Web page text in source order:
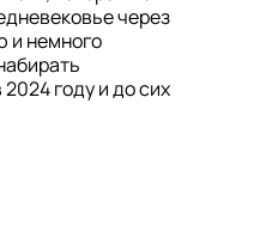
через
и немного
году и до сих